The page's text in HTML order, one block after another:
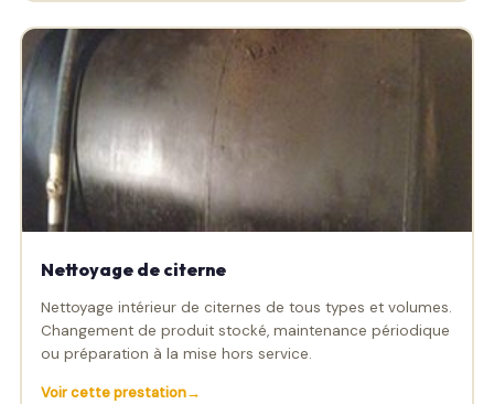
Nettoyage de citerne
Nettoyage intérieur de citernes de tous types et volumes.
Changement de produit stocké, maintenance périodique
ou préparation à la mise hors service.
Voir cette prestation